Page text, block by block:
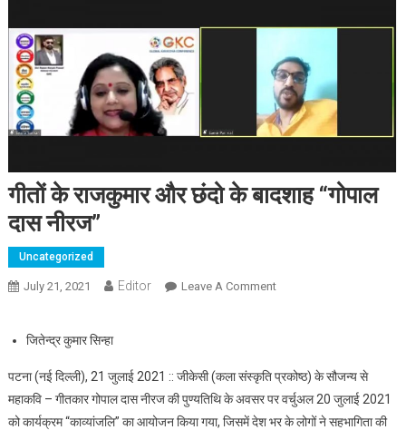
गीतों के राजकुमार और छंदो के बादशाह “गोपाल
दास नीरज”
Uncategorized
July 21, 2021 Editor Leave A CommentOn गीतों के राजकुमार और छंदो
जितेन्द्र कुमार सिन्हा
पटना (नई दिल्ली), 21 जुलाई 2021 :: जीकेसी (कला संस्कृति प्रकोष्ठ) के सौजन्य से
महाकवि – गीतकार गोपाल दास नीरज की पुण्यतिथि के अवसर पर वर्चुअल 20 जुलाई 2021
को कार्यक्रम “काव्यांजलि” का आयोजन किया गया, जिसमें देश भर के लोगों ने सहभागिता की